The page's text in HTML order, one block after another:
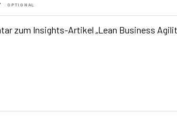
OPTIONAL